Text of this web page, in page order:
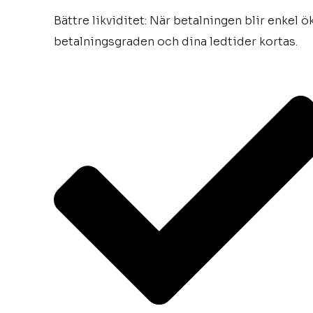
Bättre likviditet: När betalningen blir enkel
betalningsgraden och dina ledtider kortas.